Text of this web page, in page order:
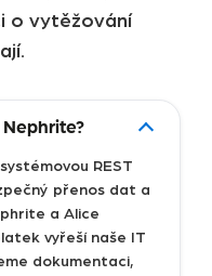
o vytěžování
REST
přenos dat a
a Alice
vyřeší naše IT
dokumentaci,